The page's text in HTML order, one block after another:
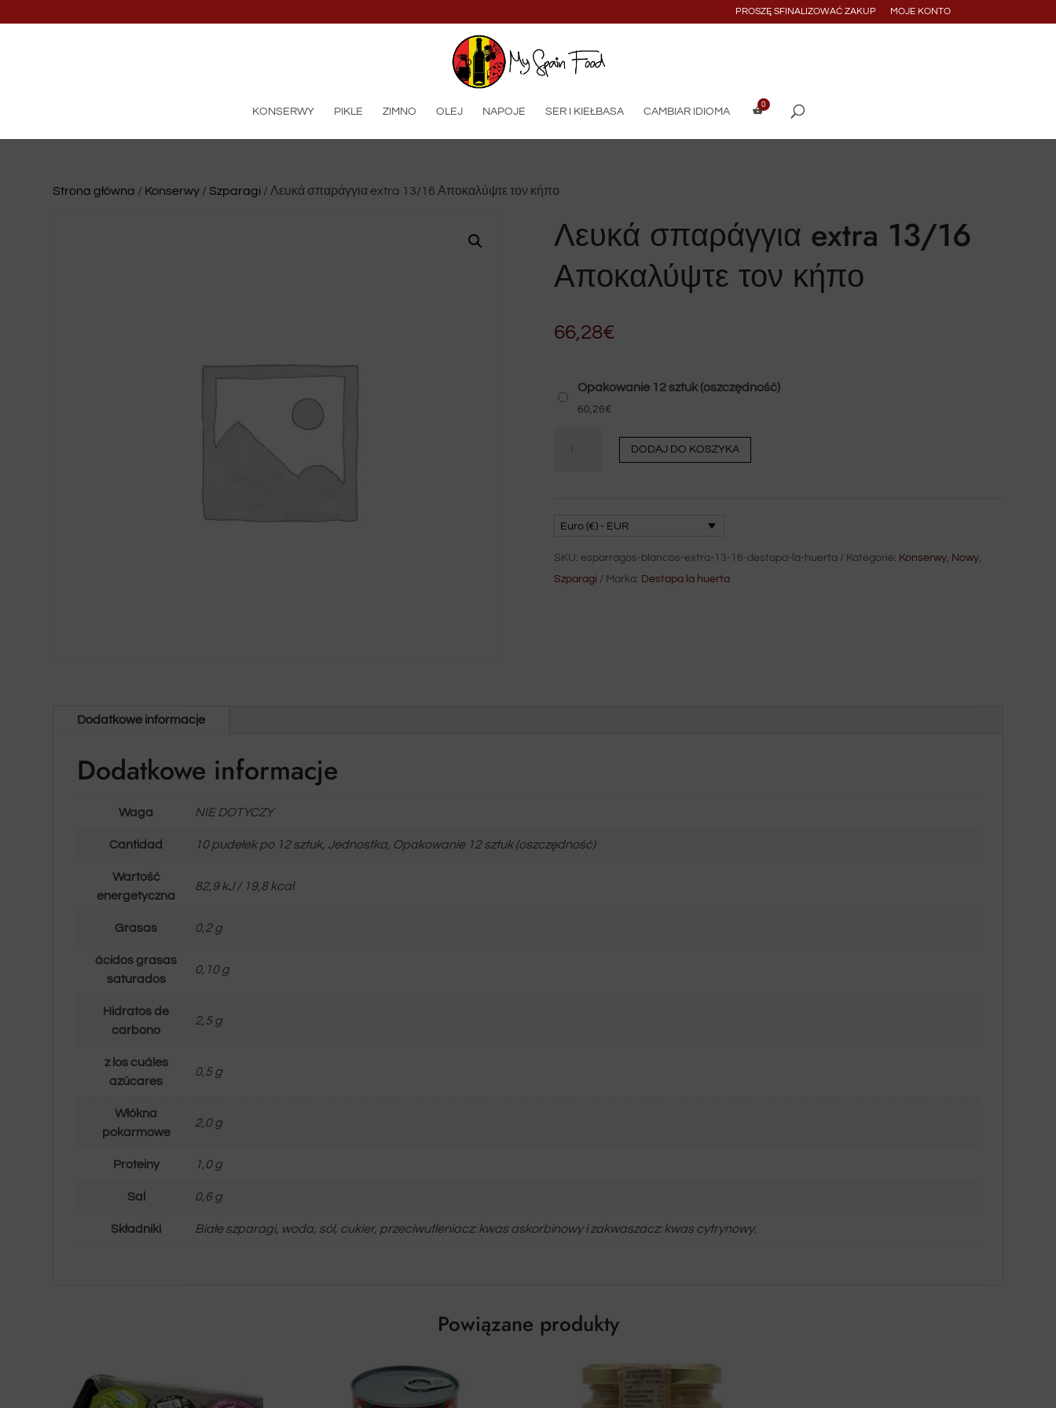
PROSZĘ SFINALIZOWAĆ ZAKUP MOJE KONTO
KONSERWY PIKLE ZIMNO OLEJ NAPOJE SER I KIEŁBASA CAMBIAR IDIOMA
Strona główna / Konserwy /Szparagi / Λευκά σπαράγγια extra 13/16 Αποκαλύψτε τον κήπο
Λευκά σπαράγγια extra 13/16
Αποκαλύψτε τον κήπο
66,28€
Opakowanie 12 sztuk (oszczędność)
60,26€
Αποκαλύψτε
κήπο
ilość
DODAJ DO KOSZYKA
Euro (€) - EUR
SKU: esparragos-blancos-extra-13-16-destapa-la-huerta Kategorie: Konserwy, Nowy,
Szparagi
Marka: Destapa la huerta
Dodatkowe informacje
Dodatkowe informacje
Waga NIE DOTYCZY
Cantidad 10 pudełek po 12 sztuk, Jednostka, Opakowanie 12 sztuk (oszczędność)
Wartość
energetyczna
82,9 kJ / 19,8 kcal
Grasas 0,2 g
ácidos grasas
saturados
0,10 g
Hidratos de
carbono
2,5 g
z los cuáles
azúcares
0,5 g
Włókna
pokarmowe
2,0 g
Proteiny 1,0 g
Sal 0,6 g
Składniki Białe szparagi, woda, sól, cukier, przeciwutleniacz: kwas askorbinowy i zakwaszacz: kwas cytrynowy.
Powiązane produkty